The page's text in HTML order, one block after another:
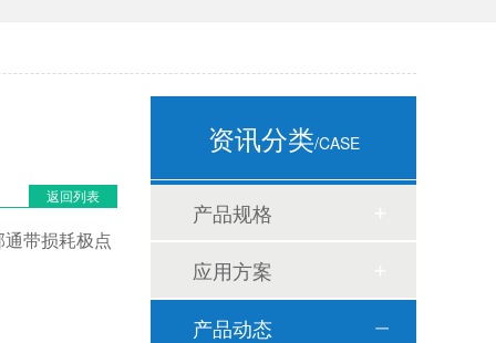
返回列表
带损耗极点
资讯分类/CASE
产品规格
应用方案
产品动态